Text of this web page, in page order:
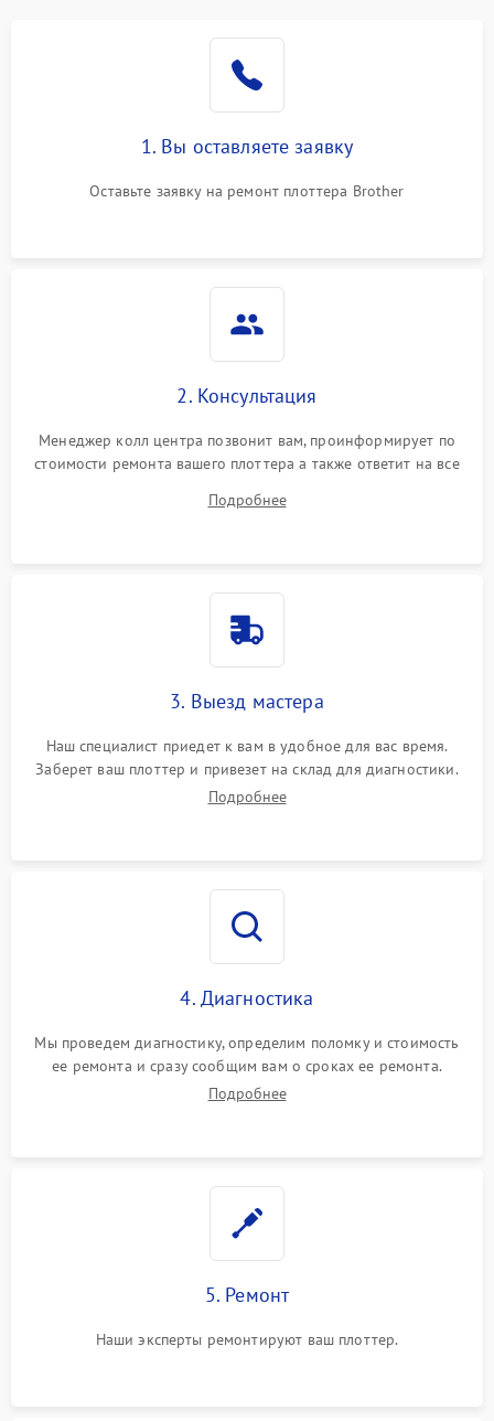
1. Вы оставляете заявку
Оставьте заявку на ремонт плоттера Brother
2. Консультация
Менеджер колл центра позвонит вам, проинформирует по
стоимости ремонта вашего плоттера а также ответит на все
Подробнее
3. Выезд мастера
Наш специалист приедет к вам в удобное для вас время.
Заберет ваш плоттер и привезет на склад для диагностики.
Подробнее
4. Диагностика
Мы проведем диагностику, определим поломку и стоимость
ее ремонта и сразу сообщим вам о сроках ее ремонта.
Подробнее
5. Ремонт
Наши эксперты ремонтируют ваш плоттер.